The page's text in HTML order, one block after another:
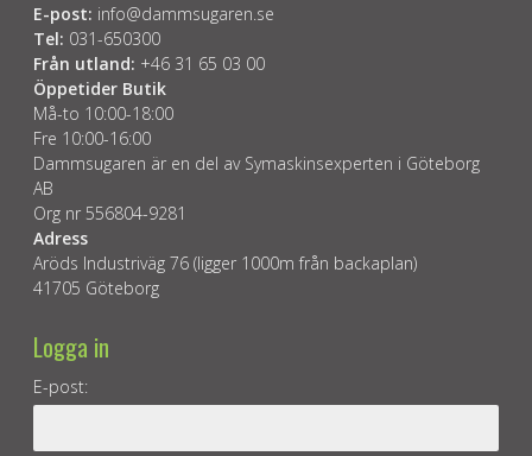
E-post: info@dammsugaren.se
Tel: 031-650300
Från utland: +46 31 65 03 00
Öppetider Butik
Må-to 10:00-18:00
Fre 10:00-16:00
Dammsugaren är en del av Symaskinsexperten i Göteborg
AB
Org nr 556804-9281
Adress
Aröds Industriväg 76 (ligger 1000m från backaplan)
41705 Göteborg
Logga in
E-post: